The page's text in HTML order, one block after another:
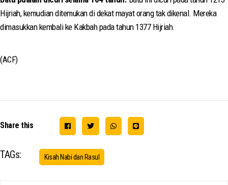
Hijriah, kemudian ditemukan di dekat mayat orang tak dikenal. Mereka
dimasukkan kembali ke Kakbah pada tahun 1377 Hijriah.
(ACF)
Share this
TAGs: Kisah Nabi dan Rasul